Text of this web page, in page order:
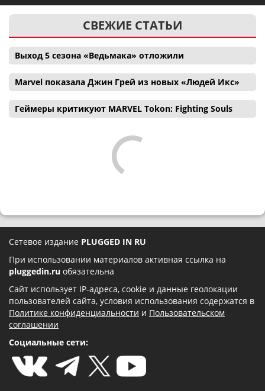
СВЕЖИЕ СТАТЬИ
Выход 5 сезона «Ведьмака» отложили
Marvel показала Джин Грей из новых «Людей Икс»
Геймеры критикуют MARVEL Tokon: Fighting Souls
Сетевое издание PLUGGED IN RU
При использовании материалов активная ссылка на
pluggedin.ru обязательна
Сайт использует IP-адреса, cookie и данные геолокации
пользователей сайта, условия использования содержатся в
Политике конфиденциальности и Пользовательском
соглашении
Социальные сети: